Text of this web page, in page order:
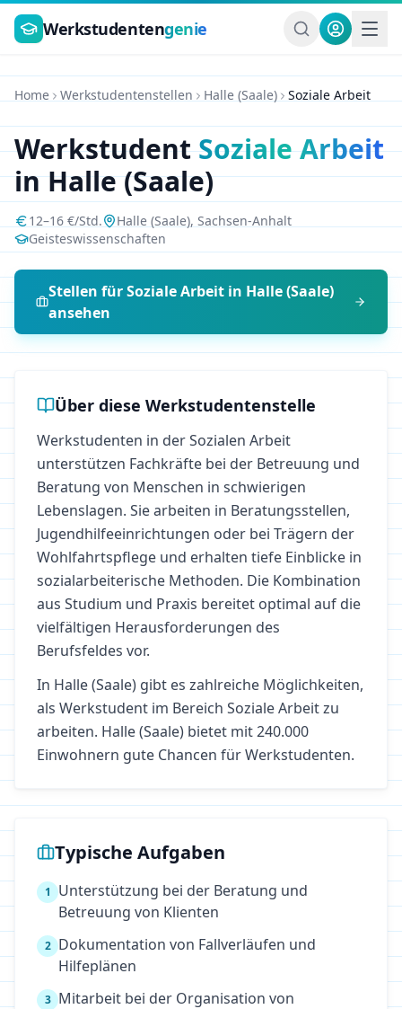
Zum Hauptinhalt springen
Werkstudentengenie
Home Werkstudentenstellen Halle (Saale) Soziale Arbeit
WerkstudentSoziale Arbeit
inHalle (Saale)
12–16 €/Std. Halle (Saale), Sachsen-Anhalt
Geisteswissenschaften
Stellen fürSoziale Arbeitin Halle (Saale)
ansehen
Über diese Werkstudentenstelle
Werkstudenten in der Sozialen Arbeit
unterstützen Fachkräfte bei der Betreuung und
Beratung von Menschen in schwierigen
Lebenslagen. Sie arbeiten in Beratungsstellen,
Jugendhilfeeinrichtungen oder bei Trägern der
Wohlfahrtspflege und erhalten tiefe Einblicke in
sozialarbeiterische Methoden. Die Kombination
aus Studium und Praxis bereitet optimal auf die
vielfältigen Herausforderungen des
Berufsfeldes vor.
In Halle (Saale) gibt es zahlreiche Möglichkeiten,
als Werkstudent im Bereich Soziale Arbeitzu
arbeiten. Halle (Saale) bietet mit 240.000
Einwohnern gute Chancen für Werkstudenten.
Typische Aufgaben
1
Unterstützung bei der Beratung und
Betreuung von Klienten
2 Dokumentation von Fallverläufen und
Hilfeplänen
3 Mitarbeit bei der Organisation von